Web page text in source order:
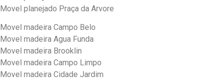
Movel planejado Praça da Arvore
Movel madeira Campo Belo
Movel madeira Agua Funda
Movel madeira Brooklin
Movel madeira Campo Limpo
Movel madeira Cidade Jardim